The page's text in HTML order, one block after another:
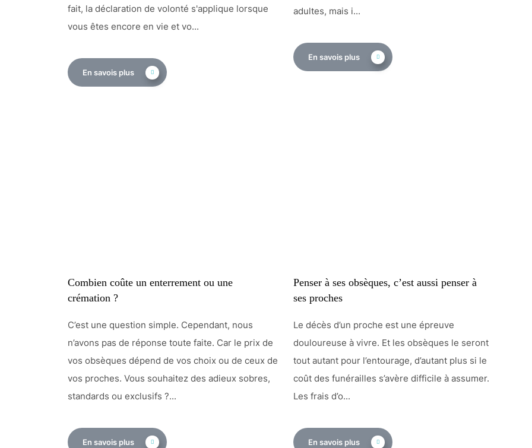
fait, la déclaration de volonté s'applique lorsque
vous êtes encore en vie et vo...
En savois plus
adultes, mais i...
En savois plus
Combien coûte un enterrement ou une
crémation ?
C’est une question simple. Cependant, nous
n’avons pas de réponse toute faite. Car le prix de
vos obsèques dépend de vos choix ou de ceux de
vos proches. Vous souhaitez des adieux sobres,
standards ou exclusifs ?...
En savois plus
Penser à ses obsèques, c’est aussi penser à
ses proches
Le décès d’un proche est une épreuve
douloureuse à vivre. Et les obsèques le seront
tout autant pour l’entourage, d’autant plus si le
coût des funérailles s’avère difficile à assumer.
Les frais d’o...
En savois plus